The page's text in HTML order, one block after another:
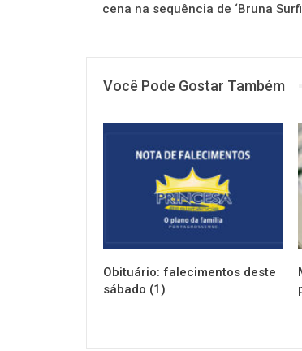
cena na sequência de ‘Bruna
Você Pode Gostar Também
Obituário: falecimentos deste
sábado (1)